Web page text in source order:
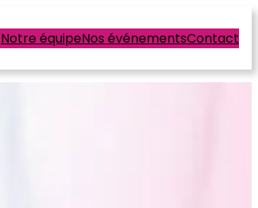
Notre équipeNos événementsContact